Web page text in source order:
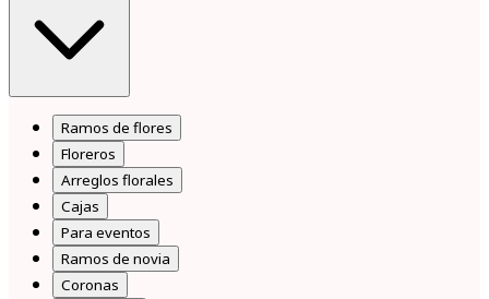
Ramos de flores
Floreros
Arreglos florales
Cajas
Para eventos
Ramos de novia
Coronas